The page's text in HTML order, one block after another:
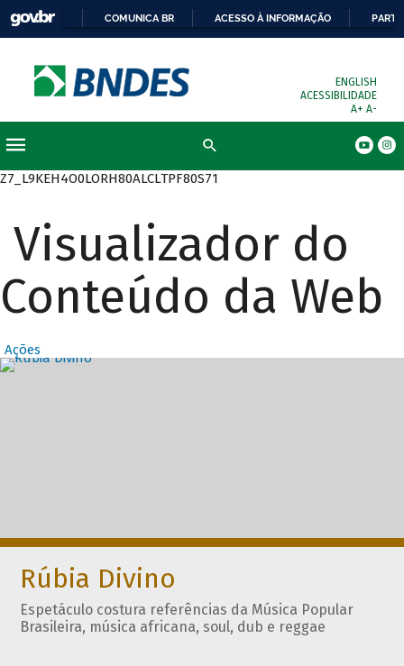
COMUNICA BR ACESSO À INFORMAÇÃO
ENGLISH
ACESSIBILIDADE
A+ A-
Z7_L9KEH4O0LORH80ALCLTPF80S71
Visualizador do
Conteúdo da Web
Ações
Destaques
Rúbia Divino
Espetáculo costura referências da Música Popular
Brasileira, música africana, soul, dub e reggae